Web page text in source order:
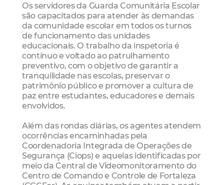
Os servidores da Guarda Comunitária Escolar
são capacitados para atender às demandas
da comunidade escolar em todos os turnos
de funcionamento das unidades
educacionais. O trabalho da inspetoria é
contínuo e voltado ao patrulhamento
preventivo, com o objetivo de garantir a
tranquilidade nas escolas, preservar o
patrimônio público e promover a cultura de
paz entre estudantes, educadores e demais
envolvidos.
Além das rondas diárias, os agentes atendem
ocorrências encaminhadas pela
Coordenadoria Integrada de Operações de
Segurança (Ciops) e aquelas identificadas por
meio da Central de Videomonitoramento do
Centro de Comando e Controle de Fortaleza